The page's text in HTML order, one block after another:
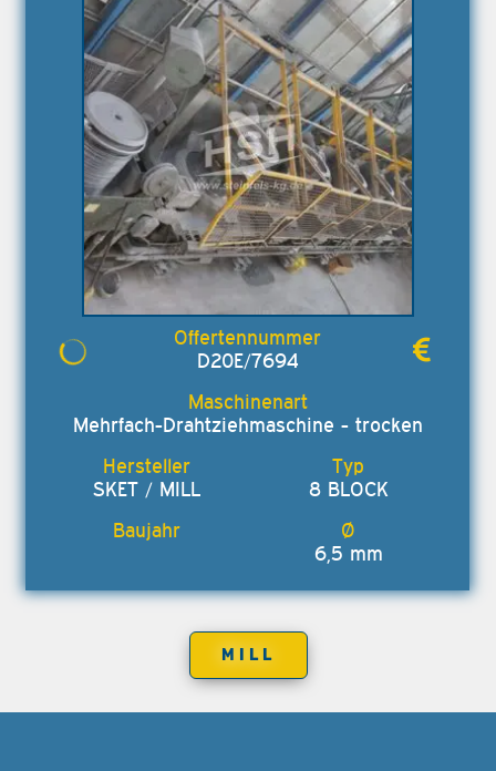
D20E/7694
Mehrfach-Drahtziehmaschine - trocken
SKET / MILL 8 BLOCK
6,5 mm
MILL